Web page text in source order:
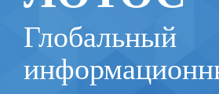
Глобальный